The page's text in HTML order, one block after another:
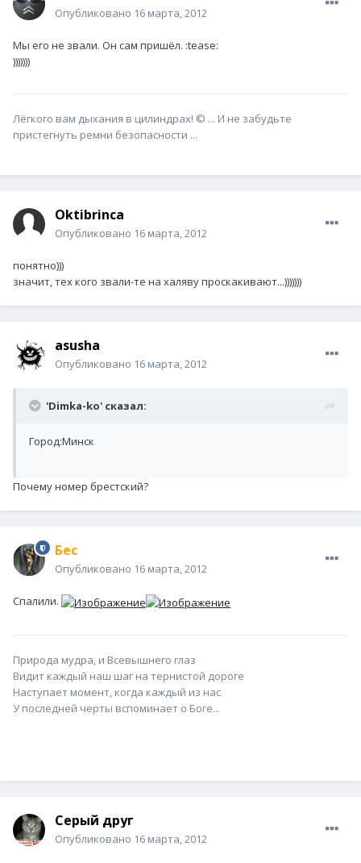
Опубликовано 16 марта, 2012
Мы его не звали. Он сам пришёл. :tease:
)))))))
Лёгкого вам дыхания в цилиндрах! © ... И не забудьте
пристегнуть ремни безопасности ...
Oktibrinca
Опубликовано 16 марта, 2012
понятно)))
значит, тех кого звали-те на халяву проскакивают...)))))))
asusha
Опубликовано 16 марта, 2012
'Dimka-ko' сказал:
Город:Минск
Почему номер брестский?
Бес
Опубликовано 16 марта, 2012
Спалили.
Природа мудра, и Всевышнего глаз
Видит каждый наш шаг на тернистой дороге
Наступает момент, когда каждый из нас
У последней черты вспоминает о Боге...
Серый друг
Опубликовано 16 марта, 2012